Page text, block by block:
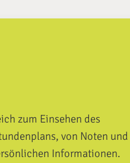
zum Einsehen des
von Noten und
Informationen.